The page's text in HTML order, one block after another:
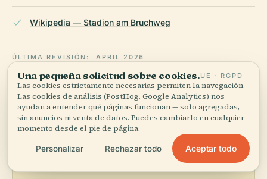
Wikipedia — Stadion am Bruchweg
ÚLTIMA REVISIÓN: APRIL 2026
Documentado a partir de Wikidata, Wikipedia y fuentes
oficiales · verificado ·Cómo hacemos nuestras guías →
Explora la zona
Ve Stadion Am Bruchweg en
Ver mapa
Una pequeña solicitud sobre cookies.UE · RGPD
Las cookies estrictamente necesarias permiten la navegación.
Las cookies de análisis (PostHog, Google Analytics) nos
ayudan a entender qué páginas funcionan — solo agregadas,
sin anuncios ni venta de datos. Puedes cambiarlo en cualquier
momento desde el pie de página.
Personalizar Rechazar todo Aceptar todo